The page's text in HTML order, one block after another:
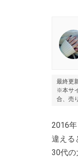
最終更
※本サ
合、売
2016
違える
30代の